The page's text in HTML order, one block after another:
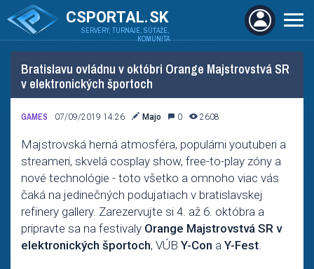
CSPORTAL.SK
SERVERY, TURNAJE, SÚŤAŽE,
KOMUNITA
Bratislavu ovládnu v októbri Orange Majstrovstvá SR
v elektronických športoch
GAMES 07/09/2019 14:26 Majo 0 2608
Majstrovská herná atmosféra, populárni youtuberi a
streameri, skvelá cosplay show, free-to-play zóny a
nové technológie - toto všetko a omnoho viac vás
čaká na jedinečných podujatiach v bratislavskej
refinery gallery. Zarezervujte si 4. až 6. októbra a
pripravte sa na festivaly Orange Majstrovstvá SR v
elektronických športoch, VÚB Y-Con a Y-Fest.